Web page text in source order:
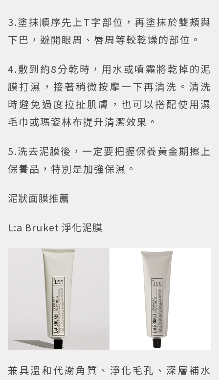
3.塗抹順序先上T字部位，再塗抹於雙頰與
下巴，避開眼周、唇周等較乾燥的部位。
4.敷到約8分乾時，用水或噴霧將乾掉的泥
膜打濕，接著稍微按摩一下再清洗。清洗
時避免過度拉扯肌膚，也可以搭配使用濕
毛巾或瑪姿林布提升清潔效果。
5.洗去泥膜後，一定要把握保養黃金期擦上
保養品，特別是加強保濕。
泥狀面膜推薦
L:a Bruket 淨化泥膜
兼具溫和代謝角質、淨化毛孔、深層補水